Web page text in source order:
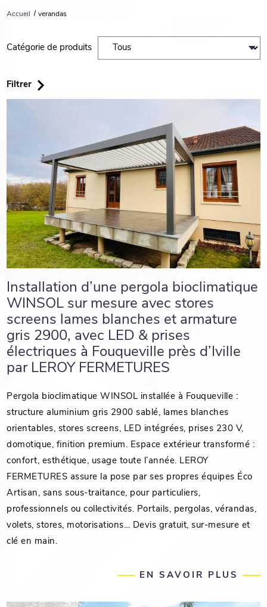
Accueil verandas
Catégorie de produits
Filtrer
Installation d’une pergola bioclimatique
WINSOL sur mesure avec stores
screens lames blanches et armature
gris 2900, avec LED & prises
électriques à Fouqueville près d’Iville
par LEROY FERMETURES
Pergola bioclimatique WINSOL installée à Fouqueville :
structure aluminium gris 2900 sablé, lames blanches
orientables, stores screens, LED intégrées, prises 230 V,
domotique, finition premium. Espace extérieur transformé :
confort, esthétique, usage toute l’année. LEROY
FERMETURES assure la pose par ses propres équipes Éco
Artisan, sans sous-traitance, pour particuliers,
professionnels ou collectivités. Portails, pergolas, vérandas,
volets, stores, motorisations… Devis gratuit, sur-mesure et
clé en main.
EN SAVOIR PLUS